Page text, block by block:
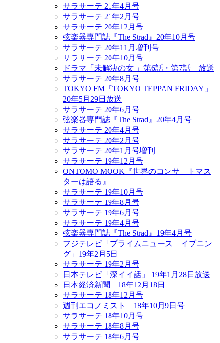
サラサーテ 21年4月号
サラサーテ 21年2月号
サラサーテ 20年12月号
弦楽器専門誌『The Strad』20年10月号
サラサーテ 20年11月増刊号
サラサーテ 20年10月号
ドラマ「未解決の女 」第6話・第7話 放送
サラサーテ 20年8月号
TOKYO FM「TOKYO TEPPAN FRIDAY」
20年5月29日放送
サラサーテ 20年6月号
弦楽器専門誌『The Strad』20年4月号
サラサーテ 20年4月号
サラサーテ 20年2月号
サラサーテ 20年1月号増刊
サラサーテ 19年12月号
ONTOMO MOOK『世界のコンサートマス
ターは語る』
サラサーテ 19年10月号
サラサーテ 19年8月号
サラサーテ 19年6月号
サラサーテ 19年4月号
弦楽器専門誌『The Strad』19年4月号
フジテレビ「プライムニュース イブニン
グ」19年2月5日
サラサーテ 19年2月号
日本テレビ「深イイ話」 19年1月28日放送
日本経済新聞 18年12月18日
サラサーテ 18年12月号
週刊エコノミスト 18年10月9日号
サラサーテ 18年10月号
サラサーテ 18年8月号
サラサーテ 18年6月号